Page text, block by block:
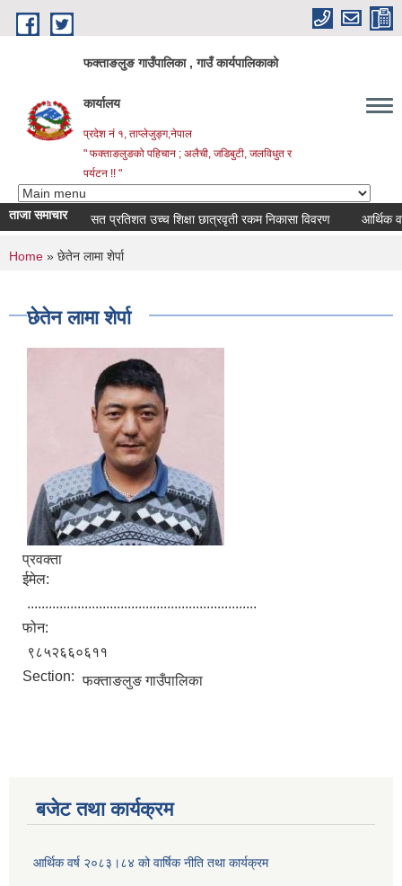
Skip to main content
फक्ताङलुङ गाउँपालिका , गाउँ कार्यपालिकाको
कार्यालय
प्रदेश नं १, ताप्लेजुङ्ग,नेपाल
" फक्ताङलुङको पहिचान ; अलैची, जडिबुटी, जलविधुत र
पर्यटन !! "
ताजा समाचारसत प्रतिशत उच्च शिक्षा छात्रवृती रकम निकासा विवरण आर्थिक वर्ष
You are here
Home » छेतेन लामा शेर्पा
छेतेन लामा शेर्पा
प्रवक्ता
ईमेल:
................................................................
फोन:
९८५२६६०६११
Section: फक्ताङलुङ गाउँपालिका
बजेट तथा कार्यक्रम
आर्थिक वर्ष २०८३।८४ को वार्षिक नीति तथा कार्यक्रम